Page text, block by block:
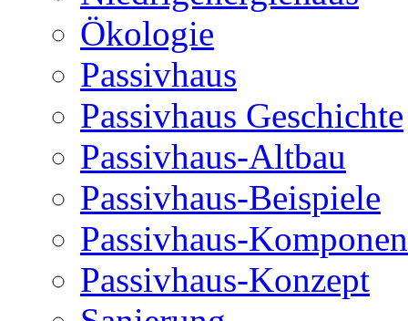
Ökologie
Passivhaus
Passivhaus Geschichte
Passivhaus-Altbau
Passivhaus-Beispiele
Passivhaus-
Passivhaus-Konzept